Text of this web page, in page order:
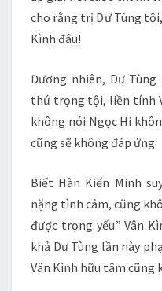
cho rằng trị Dư Tùng
Kình đâu!
Đương nhiên, Dư
thứ trọng tội, liền tính
không nói Ngọc Hi
cũng sẽ không đáp ứng.
Biết Hàn Kiến Minh
nặng tình cảm, cũng
được trọng yếu.” Vân
khả Dư Tùng lần này
Vân Kình hữu tâm cũng